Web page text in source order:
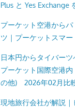
Plus と Yes Exchange
プーケット空港から
ツ｜プーケットスマ
日本円からタイバー
プーケット国際空港
の他) 2026年02月比
現地旅行会社が解説